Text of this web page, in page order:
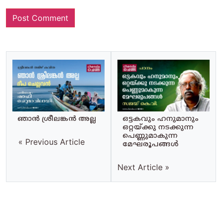
ഞാൻ ശ്രീലങ്കൻ അല്ല
« Previous Article
ഒട്ടകവും ഹനുമാനും
ഒറ്റയ്ക്കു നടക്കുന്ന
പെണ്ണുമാകുന്ന
മേഘരൂപങ്ങൾ
Next Article »